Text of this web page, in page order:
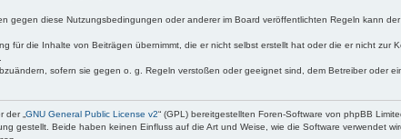
gegen diese Nutzungsbedingungen oder anderer im Board veröffentlichten Regeln kann
für die Inhalte von Beiträgen übernimmt, die er nicht selbst erstellt hat oder die er nicht zur
sofern sie gegen o. g. Regeln verstoßen oder geeignet sind, dem Betreiber oder
„ GNU General Public License v2“ (GPL) bereitgestellten Foren-Software von phpBB
gestellt. Beide haben keinen Einfluss auf die Art und Weise, wie die Software verwendet